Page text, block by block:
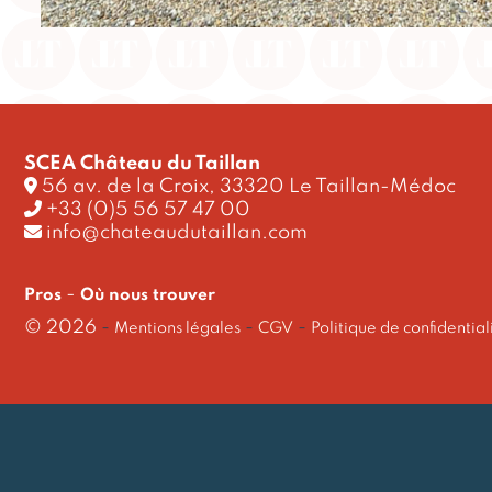
SCEA Château du Taillan
56 av. de la Croix, 33320 Le Taillan-Médoc
+33 (0)5 56 57 47 00
info@chateaudutaillan.com
Pros - Où nous trouver
© 2026 - Mentions légales - CGV - Politique de